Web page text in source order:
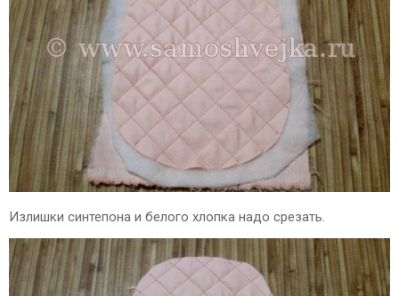
Излишки синтепона и белого хлопка надо срезать.